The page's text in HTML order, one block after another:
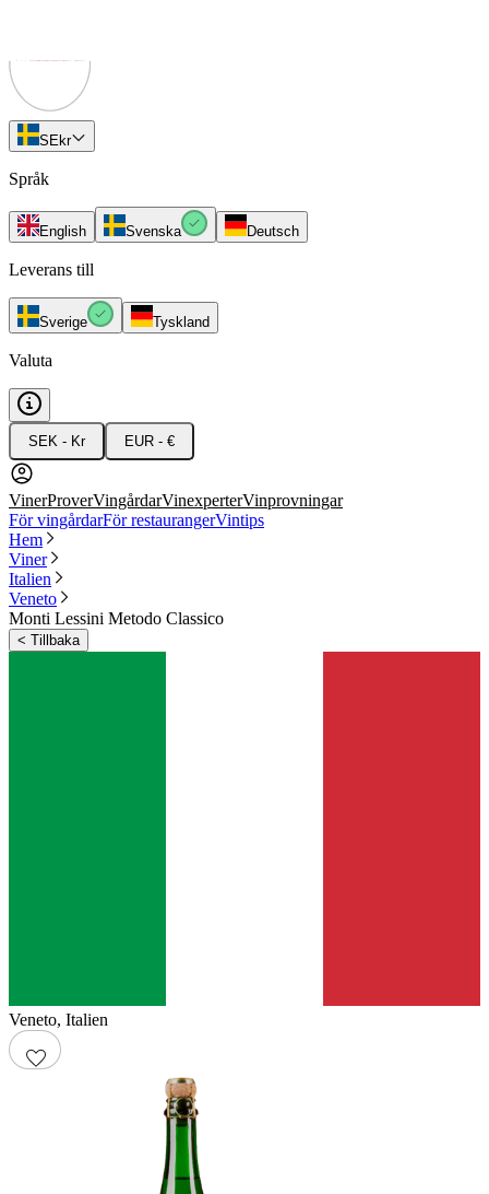
SEkr
Språk
English Svenska Deutsch
Leverans till
Sverige Tyskland
Valuta
SEK - Kr EUR - €
VinerProverVingårdarVinexperterVinprovningar
För vingårdarFör restaurangerVintips
Hem
Viner
Italien
Veneto
Monti Lessini Metodo Classico
< Tillbaka
Veneto, Italien